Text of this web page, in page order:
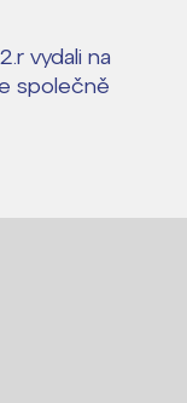
vydali na
společně